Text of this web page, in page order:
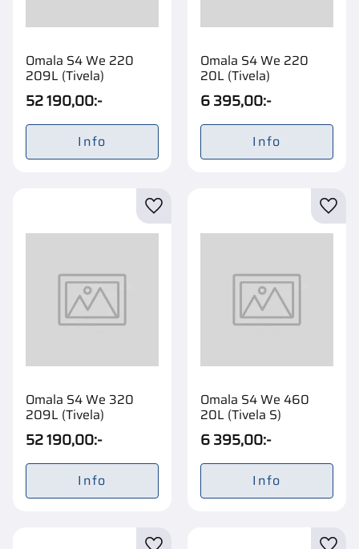
Omala S4 We 220
209L (Tivela)
52 190,00:-
Info
Omala S4 We 220
20L (Tivela)
6 395,00:-
Info
Omala S4 We 320
209L (Tivela)
52 190,00:-
Lägg till i favoriter
Info
Omala S4 We 460
20L (Tivela S)
6 395,00:-
Info